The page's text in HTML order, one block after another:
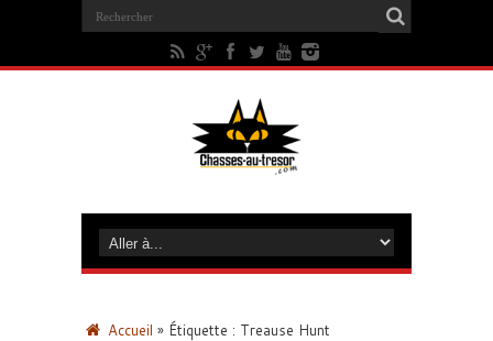
Accueil » Étiquette : Treause Hunt